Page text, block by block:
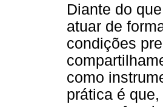
Diante do
atuar de
condições
como
prática é